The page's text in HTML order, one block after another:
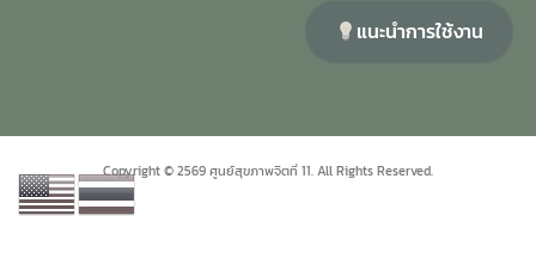
Copyright © 2569 ศูนย์สุขภาพจิตที่ 11. All Rights Reserved.
แนะนำการใช้งาน